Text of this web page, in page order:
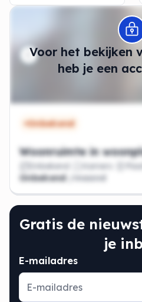
Voor het bekijken
heb je een
Onbekend
Woonruimte in
Onbekend Kamers
Onbekend
/maand
Gratis de
je
E-mailadres